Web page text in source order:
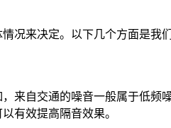
况来决定。以下几个方面是我
来自交通的噪音一般属于低
有效提高隔音效果。